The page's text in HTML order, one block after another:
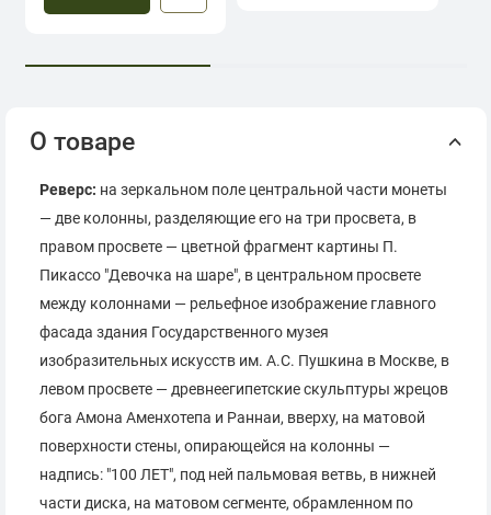
О товаре
Реверс: на зеркальном поле центральной части монеты
— две колонны, разделяющие его на три просвета, в
правом просвете — цветной фрагмент картины П.
Пикассо "Девочка на шаре", в центральном просвете
между колоннами — рельефное изображение главного
фасада здания Государственного музея
изобразительных искусств им. А.С. Пушкина в Москве, в
левом просвете — древнеегипетские скульптуры жрецов
бога Амона Аменхотепа и Раннаи, вверху, на матовой
поверхности стены, опирающейся на колонны —
надпись: "100 ЛЕТ", под ней пальмовая ветвь, в нижней
части диска, на матовом сегменте, обрамленном по